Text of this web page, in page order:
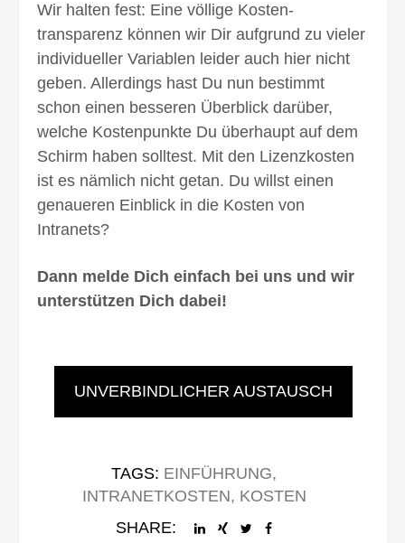
Wir halten fest: Eine völlige Kosten­
transparenz können wir Dir aufgrund zu vieler
individueller Variablen leider auch hier nicht
geben. Allerdings hast Du nun bestimmt
schon einen besseren Überblick darüber,
welche Kosten­punkte Du überhaupt auf dem
Schirm haben solltest. Mit den Lizenz­kosten
ist es nämlich nicht getan. Du willst einen
genaueren Einblick in die Kosten von
Intranets?
Dann melde Dich einfach bei uns und wir
unter­stützen Dich dabei!
UNVERBINDLICHER AUSTAUSCH
TAGS: EINFÜHRUNG,
INTRANETKOSTEN, KOSTEN
SHARE: